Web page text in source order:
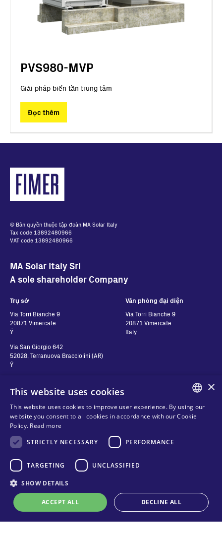
PVS980-MVP
Giải pháp biến tần trung tâm
Đọc thêm
© Bản quyền thuộc tập đoàn MA Solar Italy
Tax code 13892480966
VAT code 13892480966
MA Solar Italy Srl
A sole shareholder Company
Trụ sở
Via Torri Bianche 9
20871 Vimercate
Ý
Via San Giorgio 642
52028, Terranuova Bracciolini (AR)
Ý
Văn phòng đại diện
Via Torri Bianche 9
20871 Vimercate
Italy
Hãy liên hệ với chúng
tôi
Hãy liên hệ với chúng tôi
Nơi để mua hàng
Theo dõi chúng tôi
Quyền riêng tư
Điều khoản và điều kiện
Whistleblowing
Online technical support
ENGLISH
×
This website uses cookies
This website uses cookies to improve user experience. By using our
website you consent to all cookies in accordance with our Cookie
Policy. Read more
STRICTLY NECESSARY
PERFORMANCE
TARGETING UNCLASSIFIED
SHOW DETAILS
ACCEPT ALL DECLINE ALL